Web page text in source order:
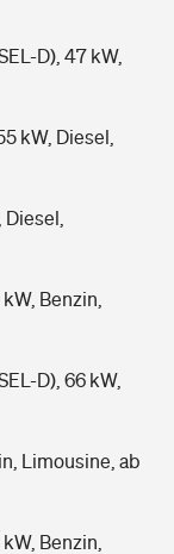
D), 47 kW,
kW, Diesel,
Diesel,
Benzin,
D), 66 kW,
Limousine, ab
Benzin,